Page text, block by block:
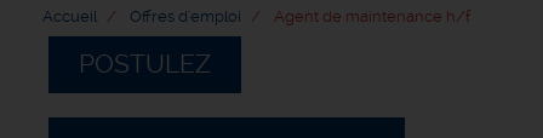
Accueil Offres d'emploi Agent de maintenance h/f
POSTULEZ